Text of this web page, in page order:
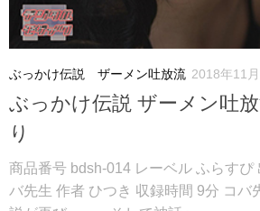
ぶっかけ伝説 ザーメン吐放流 2018年11
ぶっかけ伝説 ザーメン吐
り
商品番号 bdsh-014 レーベル ふらすぴ
バ先生 作者 ひつき 収録時間 9分 コバ